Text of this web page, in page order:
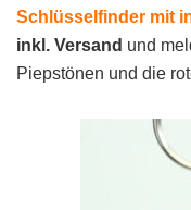
Schlüsselfinder mit
inkl. Versand und
Piepstönen und die